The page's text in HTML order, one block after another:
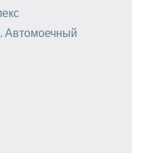
Автомоечный